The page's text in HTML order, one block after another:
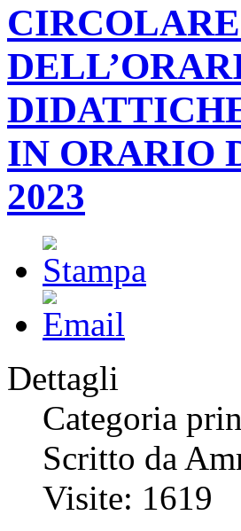
IN ORARIO
2023
Dettagli
Categoria
Scritto da
Visite: 1619